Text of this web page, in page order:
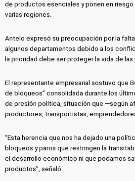
de productos esenciales y ponen en
varias regiones.
Antelo expresó su preocupación por la
algunos departamentos debido a los
la prioridad debe ser proteger la vida de las
El representante empresarial sostuvo que
de bloqueos” consolidada durante los
de presión política, situación que —según
productores, transportistas,
“Esta herencia que nos ha dejado una
bloqueos y paros que restringen la
el desarrollo económico ni que podamos
productos”, señaló.